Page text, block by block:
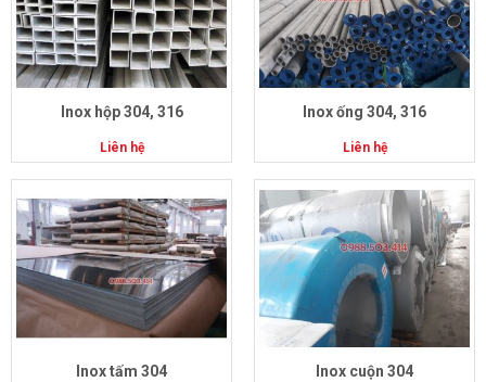
Inox hộp 304, 316
Liên hệ
Inox ống 304, 316
Liên hệ
Inox tấm 304 Inox cuộn 304